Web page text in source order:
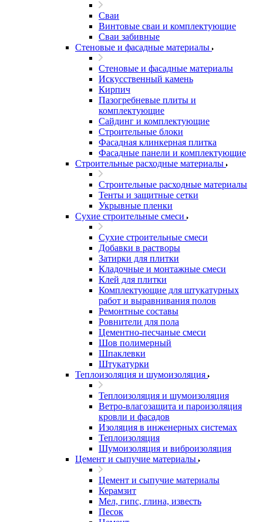
Сваи
Винтовые сваи и комплектующие
Сваи забивные
Стеновые и фасадные материалы
Стеновые и фасадные материалы
Искусственный камень
Кирпич
Пазогребневые плиты и
комплектующие
Сайдинг и комплектующие
Строительные блоки
Фасадная клинкерная плитка
Фасадные панели и комплектующие
Строительные расходные материалы
Строительные расходные материалы
Тенты и защитные сетки
Укрывные пленки
Сухие строительные смеси
Сухие строительные смеси
Добавки в растворы
Затирки для плитки
Кладочные и монтажные смеси
Клей для плитки
Комплектующие для штукатурных
работ и выравнивания полов
Ремонтные составы
Ровнители для пола
Цементно-песчаные смеси
Шов полимерный
Шпаклевки
Штукатурки
Теплоизоляция и шумоизоляция
Теплоизоляция и шумоизоляция
Ветро-влагозащита и пароизоляция
кровли и фасадов
Изоляция в инженерных системах
Теплоизоляция
Шумоизоляция и виброизоляция
Цемент и сыпучие материалы
Цемент и сыпучие материалы
Керамзит
Мел, гипс, глина, известь
Песок